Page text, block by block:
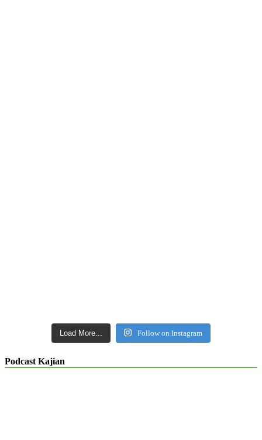
Load More... Follow on Instagram
Podcast Kajian